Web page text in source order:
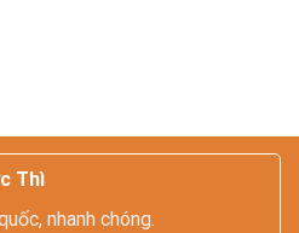
Thì
nhanh chóng.